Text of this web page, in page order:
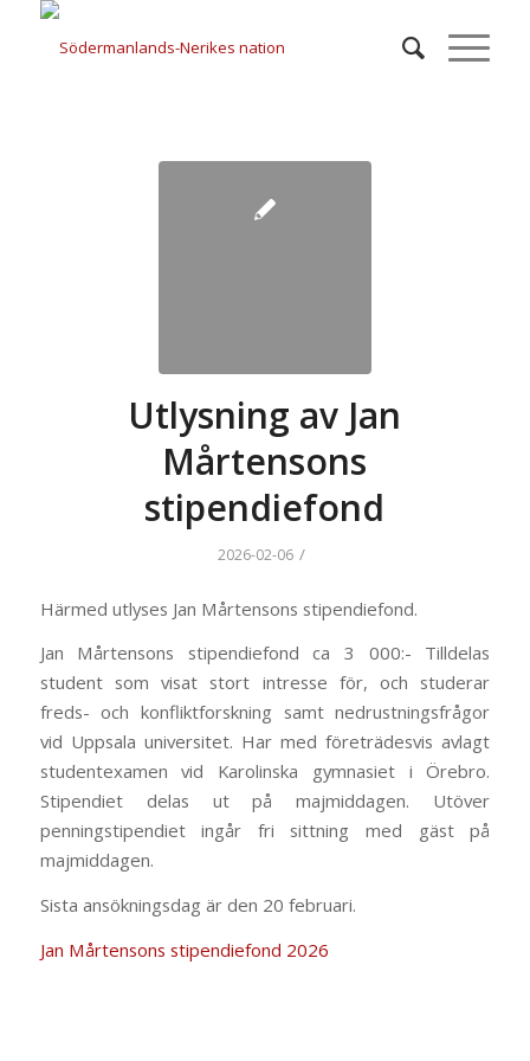
Utlysning av Jan
Mårtensons
stipendiefond
2026-02-06 /
Härmed utlyses Jan Mårtensons stipendiefond.
Jan Mårtensons stipendiefond ca 3 000:- Tilldelas
student som visat stort intresse för, och studerar
freds- och konfliktforskning samt nedrustningsfrågor
vid Uppsala universitet. Har med företrädesvis avlagt
studentexamen vid Karolinska gymnasiet i Örebro.
Stipendiet delas ut på majmiddagen. Utöver
penningstipendiet ingår fri sittning med gäst på
majmiddagen.
Sista ansökningsdag är den 20 februari.
Jan Mårtensons stipendiefond 2026